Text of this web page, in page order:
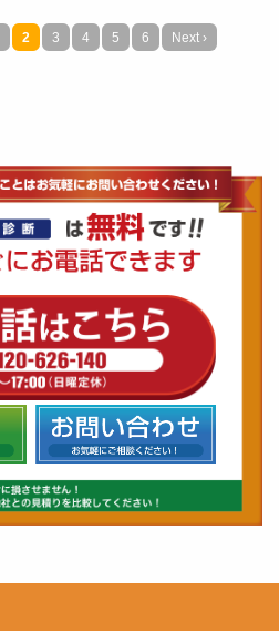
2 3 4 5 6 Next ›